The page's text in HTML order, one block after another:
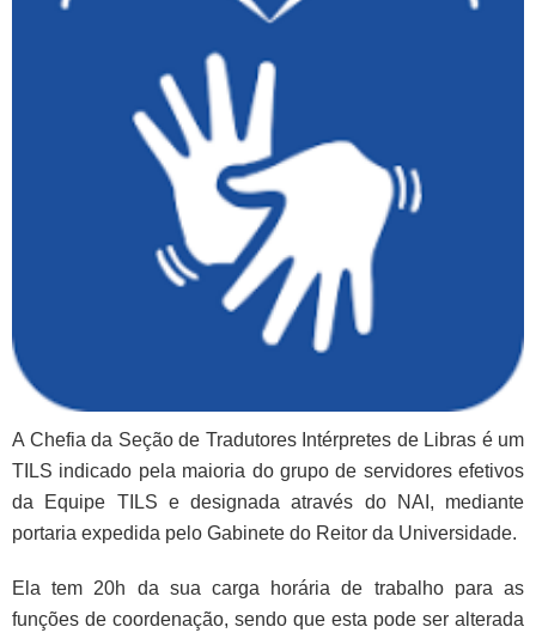
A Chefia da Seção de Tradutores Intérpretes de Libras é um
TILS indicado pela maioria do grupo de servidores efetivos
da Equipe TILS e designada através do NAI, mediante
portaria expedida pelo Gabinete do Reitor da Universidade.
Ela tem 20h da sua carga horária de trabalho para as
funções de coordenação, sendo que esta pode ser alterada